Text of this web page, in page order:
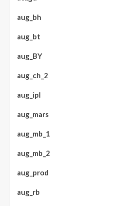
aug_bh
aug_bt
aug_BY
aug_ch_2
aug_ipl
aug_mars
aug_mb_1
aug_mb_2
aug_prod
aug_rb